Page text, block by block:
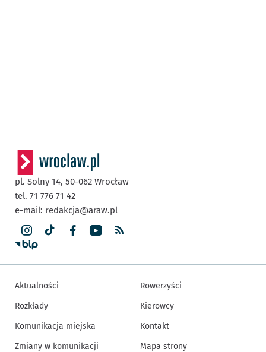
pl. Solny 14, 50-062 Wrocław
tel. 71 776 71 42
e-mail: redakcja@araw.pl
Aktualności
Rozkłady
Komunikacja miejska
Zmiany w komunikacji
Rowerzyści
Kierowcy
Kontakt
Mapa strony